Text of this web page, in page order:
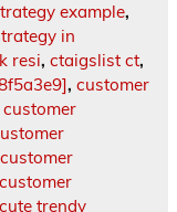
example,
in
resi, ctaigslist ct,
, customer
customer
customer
customer
cute trendy